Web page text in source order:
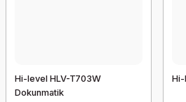
Hi-level HLV-T703W
Dokunmatik
Hi-